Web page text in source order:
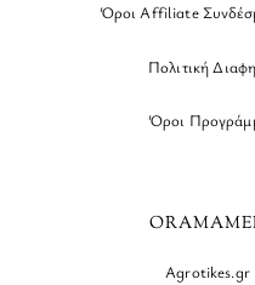
Όροι Affiliate
Πολιτική
Όροι
Agrotikes.gr